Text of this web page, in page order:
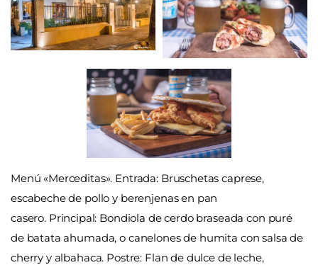
Menú «Merceditas». Entrada: Bruschetas caprese,
escabeche de pollo y berenjenas en pan
casero. Principal: Bondiola de cerdo braseada con puré
de batata ahumada, o canelones de humita con salsa de
cherry y albahaca. Postre: Flan de dulce de leche,